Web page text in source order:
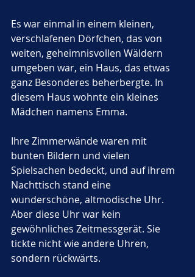
Es war einmal in einem kleinen,
verschlafenen Dörfchen, das von
weiten, geheimnisvollen Wäldern
umgeben war, ein Haus, das etwas
ganz Besonderes beherbergte. In
diesem Haus wohnte ein kleines
Mädchen namens Emma.
Ihre Zimmerwände waren mit
bunten Bildern und vielen
Spielsachen bedeckt, und auf ihrem
Nachttisch stand eine
wunderschöne, altmodische Uhr.
Aber diese Uhr war kein
gewöhnliches Zeitmessgerät. Sie
tickte nicht wie andere Uhren,
sondern rückwärts.